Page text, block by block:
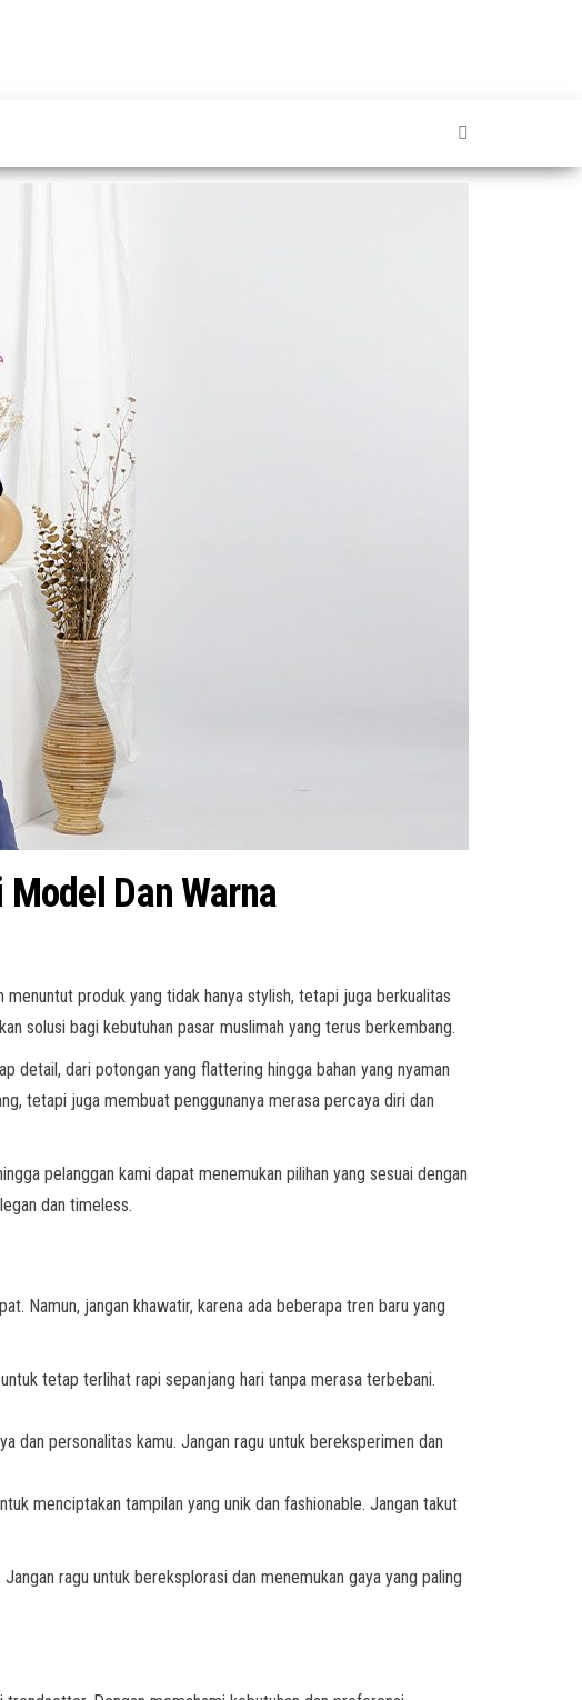
Dan Warna
produk yang tidak hanya stylish, tetapi juga berkualitas
solusi bagi kebutuhan pasar muslimah yang terus berkembang.
detail, dari potongan yang flattering hingga bahan yang nyaman
tetapi juga membuat penggunanya merasa percaya diri dan
pelanggan kami dapat menemukan pilihan yang sesuai dengan
dan timeless.
Namun, jangan khawatir, karena ada beberapa tren baru yang
tetap terlihat rapi sepanjang hari tanpa merasa terbebani.
dan personalitas kamu. Jangan ragu untuk bereksperimen dan
menciptakan tampilan yang unik dan fashionable. Jangan takut
ragu untuk bereksplorasi dan menemukan gaya yang paling